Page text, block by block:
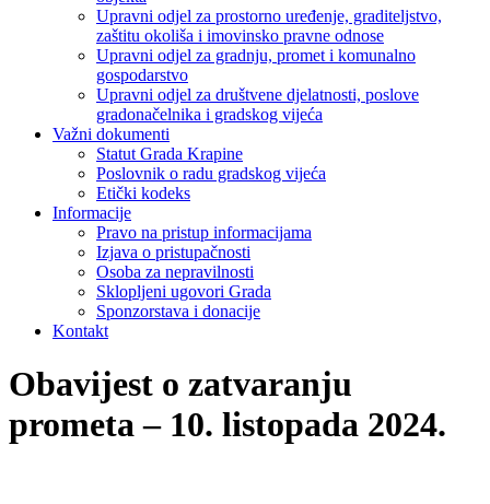
Upravni odjel za prostorno uređenje, graditeljstvo,
zaštitu okoliša i imovinsko pravne odnose
Upravni odjel za gradnju, promet i komunalno
gospodarstvo
Upravni odjel za društvene djelatnosti, poslove
gradonačelnika i gradskog vijeća
Važni dokumenti
Statut Grada Krapine
Poslovnik o radu gradskog vijeća
Etički kodeks
Informacije
Pravo na pristup informacijama
Izjava o pristupačnosti
Osoba za nepravilnosti
Sklopljeni ugovori Grada
Sponzorstava i donacije
Kontakt
Obavijest o zatvaranju
prometa – 10. listopada 2024.